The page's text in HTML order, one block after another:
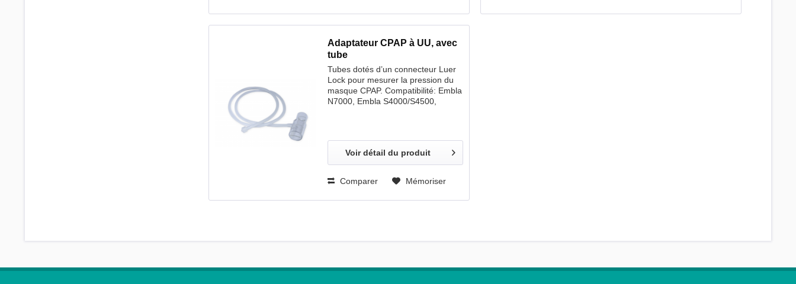
Adaptateur CPAP à UU, avec
tube
Tubes dotés d’un connecteur Luer
Lock pour mesurer la pression du
masque CPAP. Compatibilité: Embla
N7000, Embla S4000/S4500,
masques CPAP 1/emballage
Longeur 80 cm
Voir détail du produit
Comparer Mémoriser